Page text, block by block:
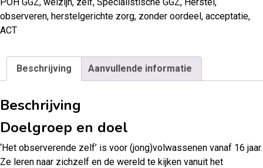
observeren, herstelgerichte zorg, zonder oordeel, acceptatie,
ACT
Beschrijving Aanvullende informatie
Beschrijving
Doelgroep en doel
‘Het observerende zelf’ is voor (jong)volwassenen vanaf 16 jaar.
Ze leren naar zichzelf en de wereld te kijken vanuit het